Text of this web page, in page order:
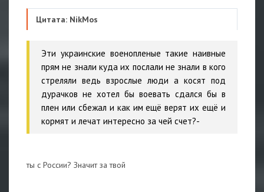
Цитата: NikMos
Эти украинские военопленые такие наивные
прям не знали куда их послали не знали в кого
стреляли ведь взрослые люди а косят под
дурачков не хотел бы воевать сдался бы в
плен или сбежал и как им ещё верят их ещё и
кормят и лечат интересно за чей счет?-
ты с России? Значит за твой